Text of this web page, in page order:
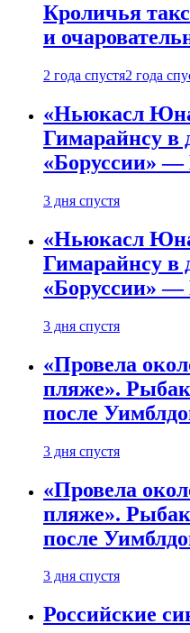
Кроличья
и
2 года спустя2 года
«Ньюкасл
Гимарайнсу в
«Боруссии» —
3 дня спустя
«Ньюкасл
Гимарайнсу в
«Боруссии» —
3 дня спустя
«Провела
пляже».
после
3 дня спустя
«Провела
пляже».
после
3 дня спустя
Российские